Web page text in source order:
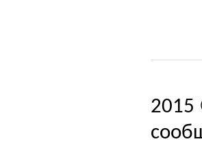
2015